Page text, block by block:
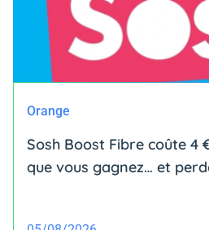
Orange
Sosh Boost Fibre coûte 4
que vous gagnez… et